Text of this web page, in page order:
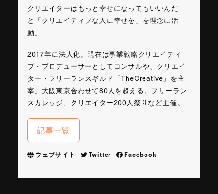
クリエイターはもっと幸せになってもいいんだ！
と「クリエイティブな人に幸せを」を理念に活
動。
2017年に法人化。現在は事業戦略クリエイティ
ブ・プロデューサーとしてコンサルや、クリエイ
ター・フリーランスギルド「TheCreative」を主
宰。大阪東京合わせて80人を超える。フリーラン
スカレッジ、クリエイター200人祭りなど主催。
記事一覧
ウェブサイト Twitter Facebook